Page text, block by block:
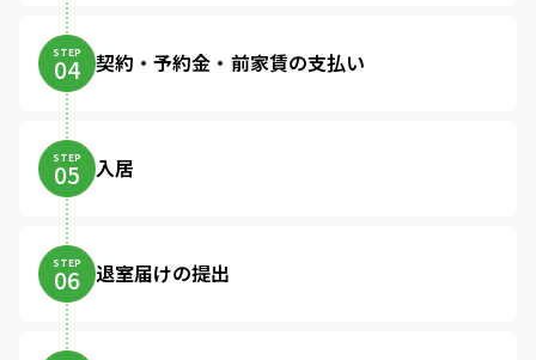
STEP
04 契約・予約金・前家賃の支払い
STEP
05 入居
STEP
06 退室届けの提出